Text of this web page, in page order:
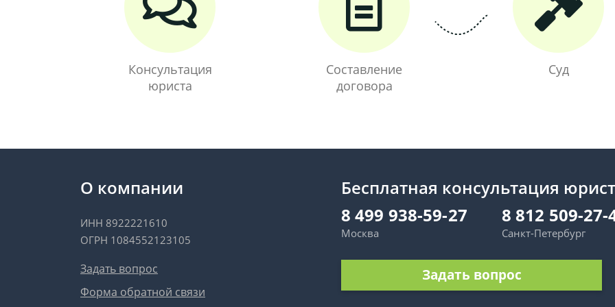
Консультация
юриста
Составление
договора
Суд
О компании
ИНН 8922221610
ОГРН 1084552123105
Задать вопрос
Форма обратной связи
Бесплатная консультация
8 499 938-59-27
Москва
8 812 509-27-
Санкт-Петербург
Задать вопрос